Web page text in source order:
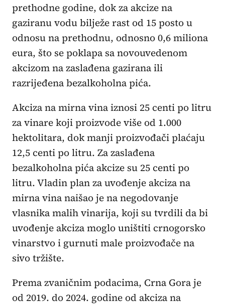
prethodne godine, dok za akcize na
gaziranu vodu bilježe rast od 15 posto u
odnosu na prethodnu, odnosno 0,6 miliona
eura, što se poklapa sa novouvedenom
akcizom na zaslađena gazirana ili
razrijeđena bezalkoholna pića.
Akciza na mirna vina iznosi 25 centi po litru
za vinare koji proizvode više od 1.000
hektolitara, dok manji proizvođači plaćaju
12,5 centi po litru. Za zaslađena
bezalkoholna pića akcize su 25 centi po
litru. Vladin plan za uvođenje akciza na
mirna vina naišao je na negodovanje
vlasnika malih vinarija, koji su tvrdili da bi
uvođenje akciza moglo uništiti crnogorsko
vinarstvo i gurnuti male proizvođače na
sivo tržište.
Prema zvaničnim podacima, Crna Gora je
od 2019. do 2024. godine od akciza na